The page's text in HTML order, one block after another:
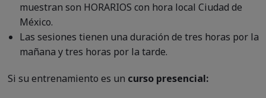
muestran son HORARIOS con hora local Ciudad de
México.
Las sesiones tienen una duración de tres horas por la
mañana y tres horas por la tarde.
Si su entrenamiento es un curso presencial: